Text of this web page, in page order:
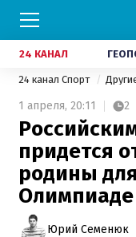
24 КАНАЛ
24 канал Спорт
1 апреля, 20:11 2
придется
родины
Олимпиаде
Юрий Семенюк